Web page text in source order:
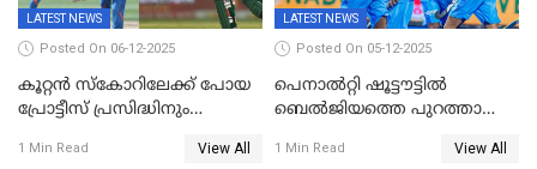
LATEST NEWS
Posted On 06-12-2025
കൂറ്റൻ സ്കോറിലേക്ക് പോയ
പ്രോട്ടീസ് പ്രസിദ്ധിനും
അടിതെറ്റി, ഇന്ത്യക്ക് 271
1 Min Read View All
LATEST NEWS
Posted On 05-12-2025
പെനാൽറ്റി ഷൂട്ടൗട്ടിൽ
ബെൽജിയത്തെ പുറത്താക്കി;
ലോകകപ്പിൽ ഇന്ത്യ
1 Min Read View All